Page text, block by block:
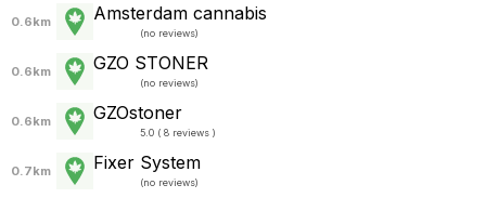
0.6km Amsterdam cannabis
(no reviews)
0.6km GZO STONER
(no reviews)
0.6km GZOstoner
5.0 ( 8 reviews )
0.7km Fixer System
(no reviews)